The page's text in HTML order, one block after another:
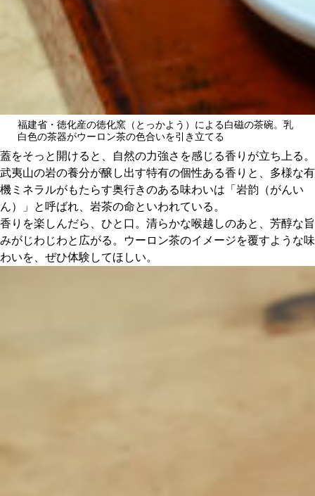
福建省・徳化産の徳化窯（とっかよう）による白磁の茶碗。乳
白色の茶器がウーロン茶の色合いを引き立てる
蓋をそっと開けると、自然の力強さを感じる香りが立ち上る。
武夷山の岩の養分が醸し出す特有の個性ある香りと、多様な有
機ミネラルがもたらす奥行きのある味わいは「岩韵（がんい
ん）」と呼ばれ、岩茶の命といわれている。
香りを楽しんだら、ひと口。清らかな喉越しのあと、芳醇な旨
みがじわじわと広がる。ウーロン茶のイメージを覆すような味
わいを、ぜひ体験してほしい。